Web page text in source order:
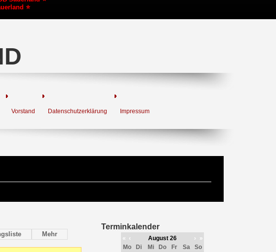
⭐
Vorstand Datenschutzerklärung Impressum
Mehr
Terminkalender
« ‹ August 26 ›
»
Mo
Di Mi Do Fr Sa
So